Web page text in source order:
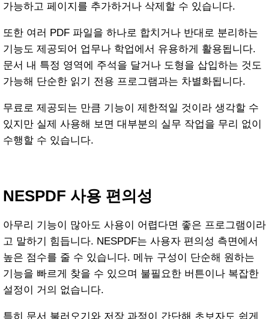
가능하고 페이지를 추가하거나 삭제할 수 있습니다.
또한 여러 PDF 파일을 하나로 합치거나 반대로 분리하는
기능도 제공되어 업무나 학업에서 유용하게 활용됩니다.
문서 내 특정 영역에 주석을 달거나 도형을 삽입하는 것도
가능해 단순한 읽기 전용 프로그램과는 차별화됩니다.
무료로 제공되는 만큼 기능이 제한적일 것이라 생각할 수
있지만 실제 사용해 보면 대부분의 실무 작업을 무리 없이
수행할 수 있습니다.
NESPDF 사용 편의성
아무리 기능이 많아도 사용이 어렵다면 좋은 프로그램이라
고 말하기 힘듭니다. NESPDF는 사용자 편의성 측면에서
높은 점수를 줄 수 있습니다. 메뉴 구성이 단순해 원하는
기능을 빠르게 찾을 수 있으며 불필요한 버튼이나 복잡한
설정이 거의 없습니다.
특히 문서 불러오기와 저장 과정이 간단해 초보자도 쉽게